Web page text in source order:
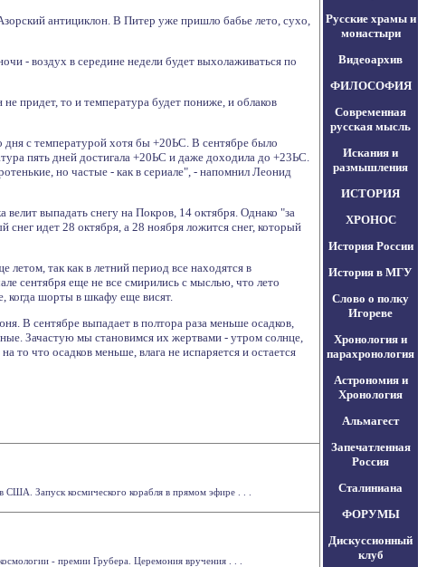
антициклон. В Питер уже пришло бабье лето, сухо,
- воздух в середине недели будет выхолаживаться по
придет, то и температура будет пониже, и облаков
с температурой хотя бы +20ЬС. В сентябре было
пять дней достигала +20ЬС и даже доходила до +23ЬС.
но частые - как в сериале", - напомнил Леонид
выпадать снегу на Покров, 14 октября. Однако "за
идет 28 октября, а 28 ноября ложится снег, который
так как в летний период все находятся в
сентября еще не все смирились с мыслью, что лето
когда шорты в шкафу еще висят.
В сентябре выпадает в полтора раза меньше осадков,
Зачастую мы становимся их жертвами - утром солнце,
то что осадков меньше, влага не испаряется и остается
Запуск космического корабля в прямом эфире . . .
- премии Грубера. Церемония вручения . . .
Русские храмы и
монастыри
Видеоархив
ФИЛОСОФИЯ
Современная
русская мысль
Искания и
размышления
ИСТОРИЯ
ХРОНОС
История России
История в МГУ
Слово о полку
Игореве
Хронология и
парахронология
Астрономия и
Хронология
Альмагест
Запечатленная
Россия
Сталиниана
ФОРУМЫ
Дискуссионный
клуб